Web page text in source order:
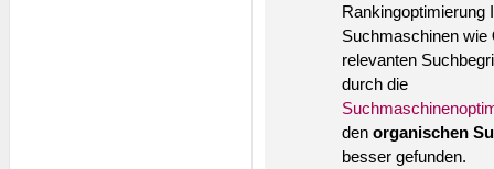
Rankingoptimierung
Suchmaschinen wie
relevanten
durch die
den organischen
besser gefunden.